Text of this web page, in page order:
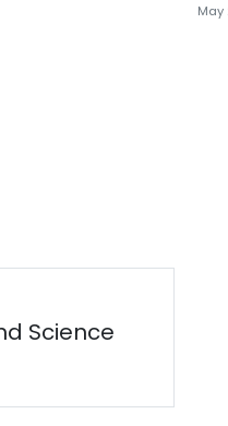
May
Science